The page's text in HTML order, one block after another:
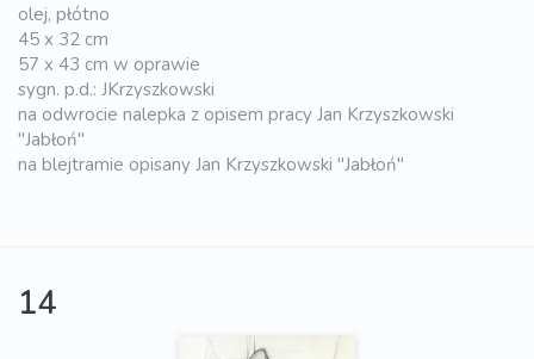
olej, płótno
45 x 32 cm
57 x 43 cm w oprawie
sygn. p.d.: JKrzyszkowski
na odwrocie nalepka z opisem pracy Jan Krzyszkowski
"Jabłoń"
na blejtramie opisany Jan Krzyszkowski "Jabłoń"
14